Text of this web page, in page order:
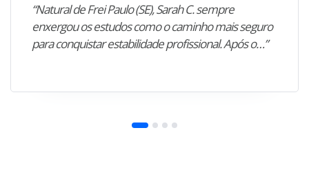
“Natural de Frei Paulo (SE), Sarah C. sempre
enxergou os estudos como o caminho mais seguro
para conquistar estabilidade profissional. Após o…”